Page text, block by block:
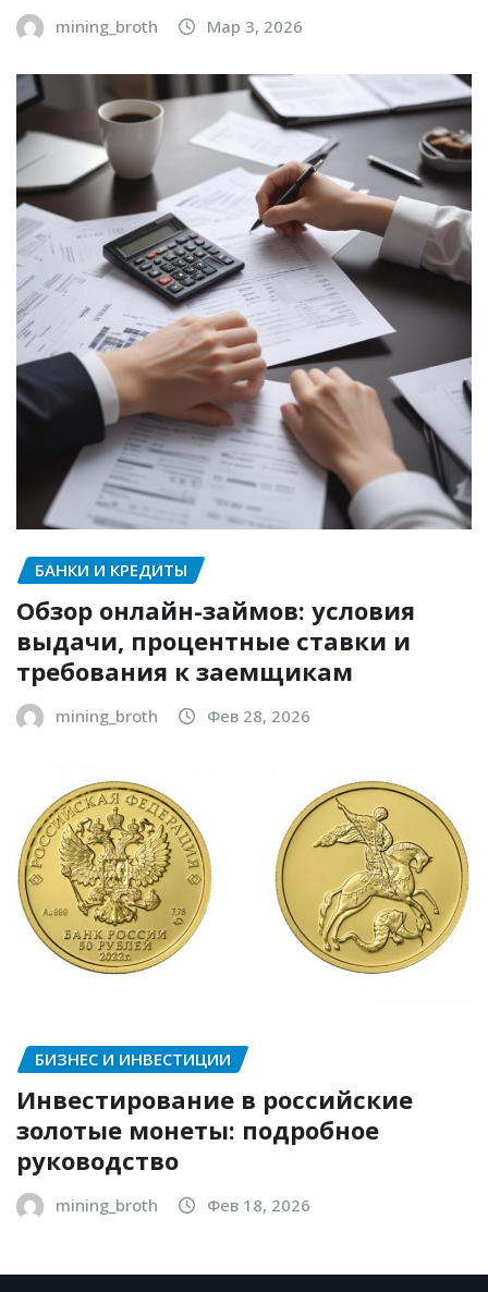
mining_broth Мар 3, 2026
БАНКИ И КРЕДИТЫ
Обзор онлайн-займов: условия
выдачи, процентные ставки и
требования к заемщикам
mining_broth Фев 28, 2026
БИЗНЕС И ИНВЕСТИЦИИ
Инвестирование в российские
золотые монеты: подробное
руководство
mining_broth Фев 18, 2026